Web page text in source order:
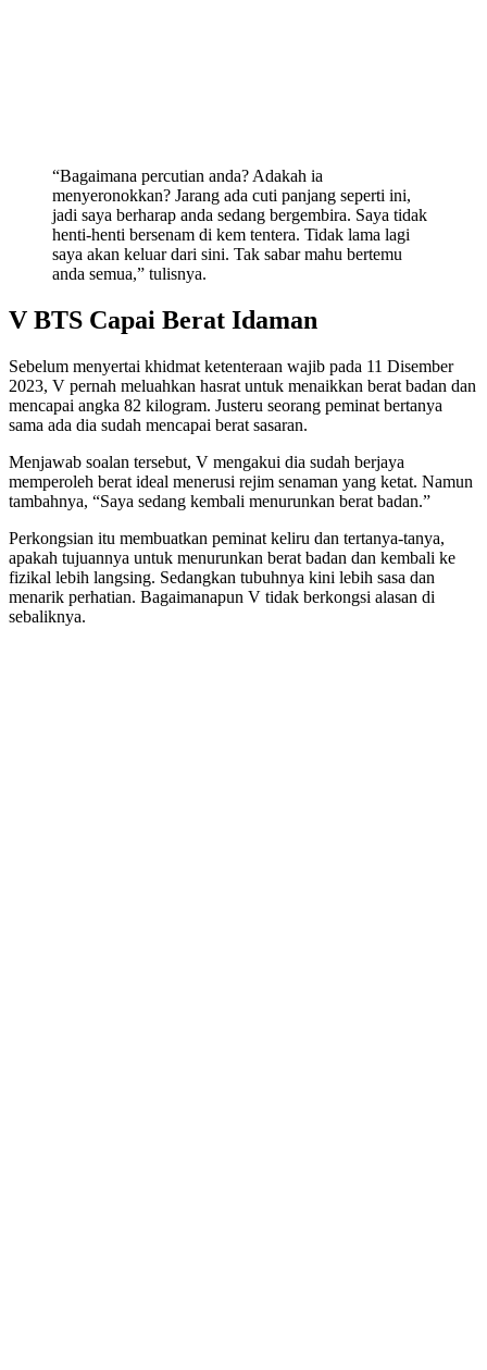
“Bagaimana percutian anda? Adakah ia
menyeronokkan? Jarang ada cuti panjang seperti ini,
jadi saya berharap anda sedang bergembira. Saya tidak
henti-henti bersenam di kem tentera. Tidak lama lagi
saya akan keluar dari sini. Tak sabar mahu bertemu
anda semua,” tulisnya.
V BTS Capai Berat Idaman
Sebelum menyertai khidmat ketenteraan wajib pada 11 Disember
2023, V pernah meluahkan hasrat untuk menaikkan berat badan dan
mencapai angka 82 kilogram. Justeru seorang peminat bertanya
sama ada dia sudah mencapai berat sasaran.
Menjawab soalan tersebut, V mengakui dia sudah berjaya
memperoleh berat ideal menerusi rejim senaman yang ketat. Namun
tambahnya, “Saya sedang kembali menurunkan berat badan.”
Perkongsian itu membuatkan peminat keliru dan tertanya-tanya,
apakah tujuannya untuk menurunkan berat badan dan kembali ke
fizikal lebih langsing. Sedangkan tubuhnya kini lebih sasa dan
menarik perhatian. Bagaimanapun V tidak berkongsi alasan di
sebaliknya.